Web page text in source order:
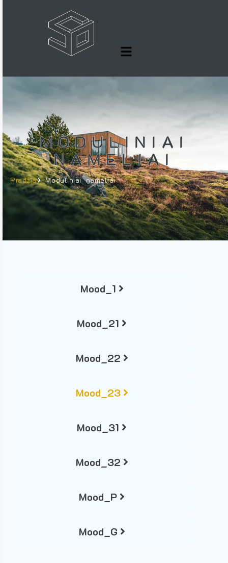
MODULINIAI
NAMELIAI
Pradžia Moduliniai nameliai
Mood_1
Mood_21
Mood_22
Mood_23
Mood_31
Mood_32
Mood_P
Mood_G